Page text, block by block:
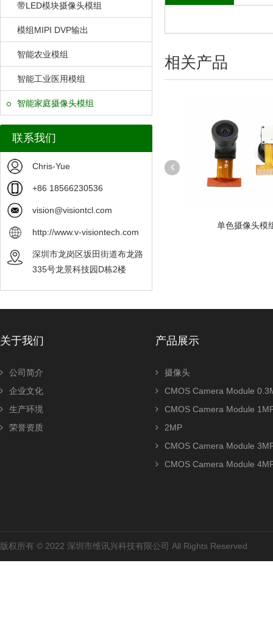
带LED模块摄像头模组
模组MIPI DVP输出
智能农业模组
智能工业医用模组
智能家庭摄像头模组
联系我们
Chris-Yue
+86 18566230536
vision@visiontcl.com
http://www.v-visiontech.com
深圳市龙岗区坂田街道布龙路
335号龙景科技园D栋2楼
相关产品
单色摄像头模组
关于我们
公司简介
企业文化
生产环境
荣誉资质
产品展示
摄像头
CMOS Camera Module
CMOS Camera Module
2MP
CMOS Camera Module
CMOS Camera Module
版权所有 © 2022 深圳市维讯兴科技有限公司 All Rights Reserved